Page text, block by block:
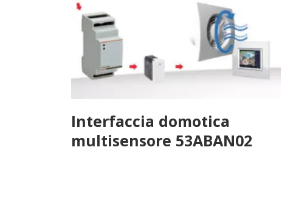
Interfaccia domotica
multisensore 53ABAN02